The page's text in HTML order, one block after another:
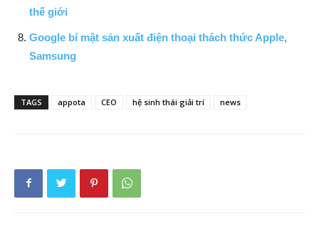
thế giới
Google bí mật sản xuất điện thoại thách thức Apple,
Samsung
TAGS appota CEO hệ sinh thái giải trí news